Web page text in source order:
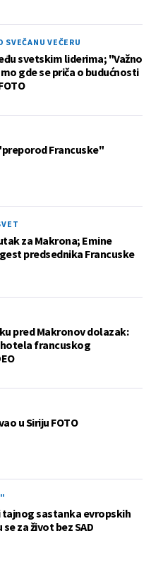
SVEČANU VEČERU
svetskim liderima; "Važno
gde se priča o budućnosti
Francuske"
za Makrona; Emine
predsednika Francuske
pred Makronov dolazak:
francuskog
u Siriju FOTO
sastanka evropskih
za život bez SAD